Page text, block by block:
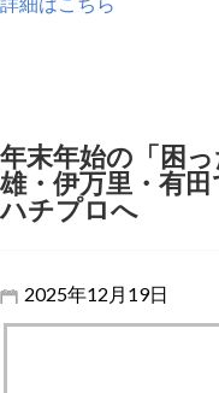
年末年始の「困
雄・伊万里・有
ハチプロへ
2025年12月19日